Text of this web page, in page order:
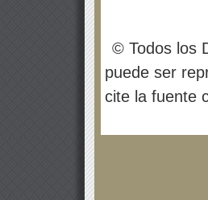
© Todos los
puede ser
cite la fuente